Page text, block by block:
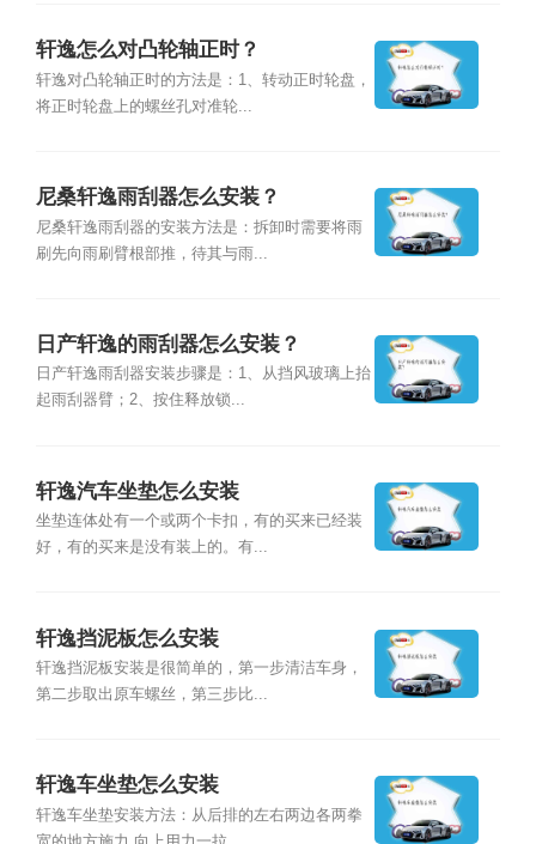
轩逸怎么对凸轮轴正时？
轩逸对凸轮轴正时的方法是：1、转动正时轮盘，
将正时轮盘上的螺丝孔对准轮...
尼桑轩逸雨刮器怎么安装？
尼桑轩逸雨刮器的安装方法是：拆卸时需要将雨
刷先向雨刷臂根部推，待其与雨...
日产轩逸的雨刮器怎么安装？
日产轩逸雨刮器安装步骤是：1、从挡风玻璃上抬
起雨刮器臂；2、按住释放锁...
轩逸汽车坐垫怎么安装
坐垫连体处有一个或两个卡扣，有的买来已经装
好，有的买来是没有装上的。有...
轩逸挡泥板怎么安装
轩逸挡泥板安装是很简单的，第一步清洁车身，
第二步取出原车螺丝，第三步比...
轩逸车坐垫怎么安装
轩逸车坐垫安装方法：从后排的左右两边各两拳